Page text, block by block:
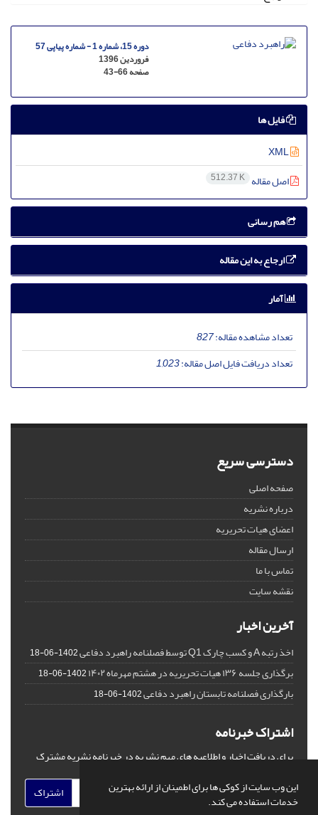
این وب سایت از کوکی ها برای اطمینان از ارائه بهترین
خدمات استفاده می کند.
دوره 15، شماره 1 - شماره پیاپی 57
فروردین 1396
صفحه43-66
فایل ها
اصل مقاله 512.37 K
هم رسانی
ارجاع به این مقاله
آمار
تعداد مشاهده مقاله:827
تعداد دریافت فایل اصل مقاله:1,023
دسترسی سریع
صفحه اصلی
درباره نشریه
اعضای هیات تحریریه
ارسال مقاله
تماس با ما
نقشه سایت
آخرین اخبار
اخذ رتبه A و کسب چارک Q1 توسط فصلنامه راهبرد دفاعی 1402-06-18
برگذاری جلسه ۱۳۶ هیات تحریریه در هشتم مهرماه ۱۴۰۲ 1402-06-18
بارگذاری فصلنامه تابستان راهبرد دفاعی1402-06-18
اشتراک خبرنامه
برای دریافت اخبار و اطلاعیه های مهم نشریه در خبرنامه نشریه مشترک
اشتراک